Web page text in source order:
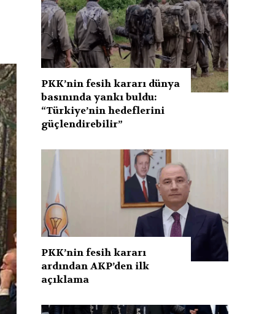
PKK’nin fesih kararı dünya
basınında yankı buldu:
“Türkiye’nin hedeflerini
güçlendirebilir”
PKK’nin fesih kararı
ardından AKP’den ilk
açıklama